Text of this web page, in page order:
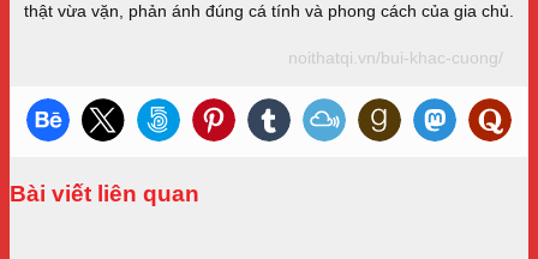
thật vừa vặn, phản ánh đúng cá tính và phong cách của gia chủ.
noithatqi.vn/bui-khac-cuong/
Bài viết liên quan